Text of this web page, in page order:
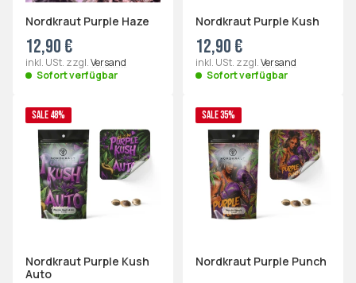
Nordkraut Purple Haze
12,90 €
inkl. USt. zzgl.Versand
Sofort verfügbar
Nordkraut Purple Kush
12,90 €
inkl. USt. zzgl.Versand
Sofort verfügbar
SALE 48%
Nordkraut Purple Kush
Auto
SALE 35%
Nordkraut Purple Punch